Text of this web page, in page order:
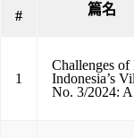
# 篇名
1
Challenges
Indonesia’s
No. 3/2024: